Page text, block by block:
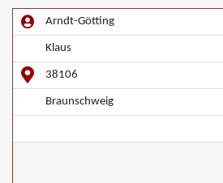
Arndt-Götting
Klaus
38106
Braunschweig